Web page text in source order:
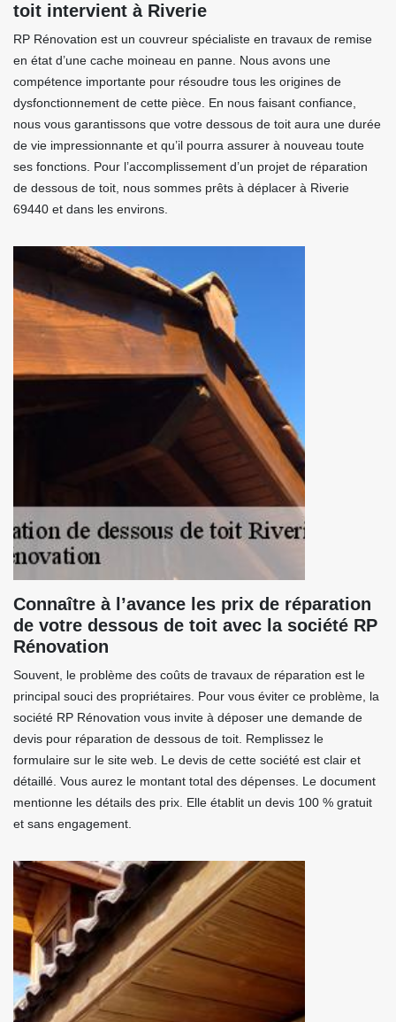
toit intervient à Riverie
RP Rénovation est un couvreur spécialiste en travaux de remise
en état d’une cache moineau en panne. Nous avons une
compétence importante pour résoudre tous les origines de
dysfonctionnement de cette pièce. En nous faisant confiance,
nous vous garantissons que votre dessous de toit aura une durée
de vie impressionnante et qu’il pourra assurer à nouveau toute
ses fonctions. Pour l’accomplissement d’un projet de réparation
de dessous de toit, nous sommes prêts à déplacer à Riverie
69440 et dans les environs.
Connaître à l’avance les prix de réparation
de votre dessous de toit avec la société RP
Rénovation
Souvent, le problème des coûts de travaux de réparation est le
principal souci des propriétaires. Pour vous éviter ce problème, la
société RP Rénovation vous invite à déposer une demande de
devis pour réparation de dessous de toit. Remplissez le
formulaire sur le site web. Le devis de cette société est clair et
détaillé. Vous aurez le montant total des dépenses. Le document
mentionne les détails des prix. Elle établit un devis 100 % gratuit
et sans engagement.